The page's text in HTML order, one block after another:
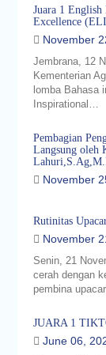
Juara 1
Excellence
November
Jembrana, 12
Kementerian
lomba Bahasa
Inspirational…
Pembagian
Langsung oleh
November
Rutinitas
November
Senin, 21
cerah dengan
pembina
JUARA 1
June 06,